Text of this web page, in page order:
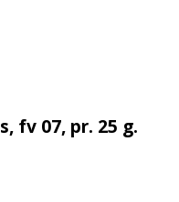
fv 07, pr. 25 g.